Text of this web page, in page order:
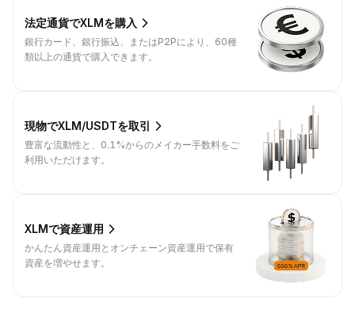
法定通貨でXLMを購入
銀行カード、銀行振込、またはP2Pにより、60種
類以上の通貨で購入できます。
現物でXLM/USDTを取引
豊富な流動性と、0.1%からのメイカー手数料をご
利用いただけます。
XLMで資産運用
かんたん資産運用とオンチェーン資産運用で保有
資産を増やせます。